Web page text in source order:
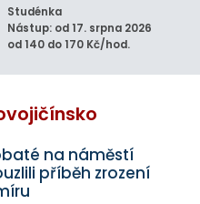
Studénka
Nástup: od 17. srpna 2026
od 140 do 170 Kč/hod.
na náměstí
příběh zrození